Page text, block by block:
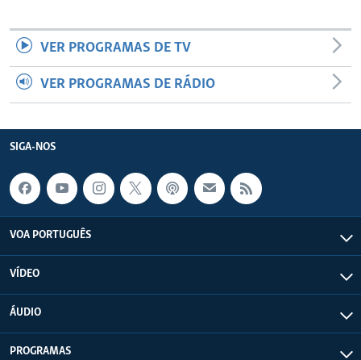
VER PROGRAMAS DE TV
VER PROGRAMAS DE RÁDIO
SIGA-NOS
VOA PORTUGUÊS
VÍDEO
ÁUDIO
PROGRAMAS